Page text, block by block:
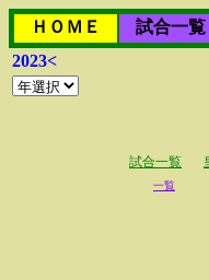
ＨＯＭＥ 試合一覧
2023<
試合一覧
一覧